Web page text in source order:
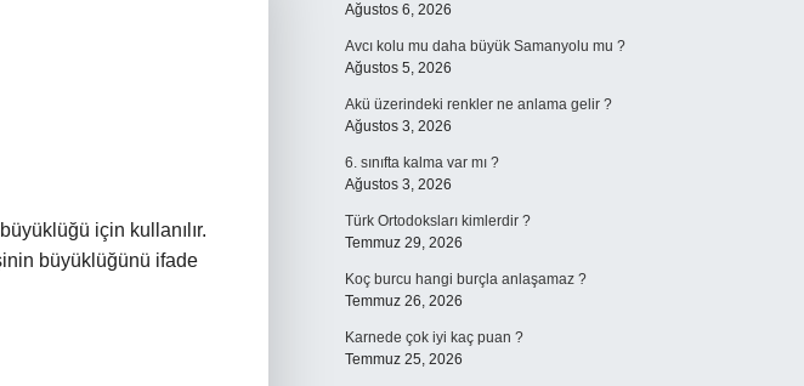
için kullanılır.
büyüklüğünü ifade
Ağustos 6, 2026
Avcı kolu mu daha büyük Samanyolu mu ?
Ağustos 5, 2026
Akü üzerindeki renkler ne anlama gelir ?
Ağustos 3, 2026
6. sınıfta kalma var mı ?
Ağustos 3, 2026
Türk Ortodoksları kimlerdir ?
Temmuz 29, 2026
Koç burcu hangi burçla anlaşamaz ?
Temmuz 26, 2026
Karnede çok iyi kaç puan ?
Temmuz 25, 2026